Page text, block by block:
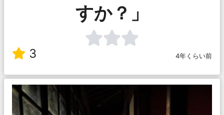
すか？」
3 4年くらい前